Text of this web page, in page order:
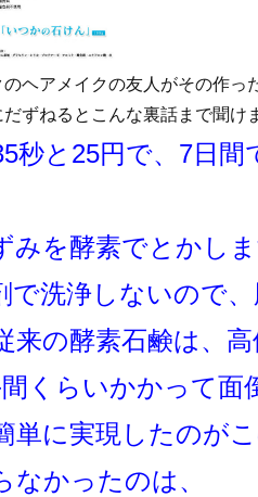
ヘアメイクの友人がその作っ
ずねるとこんな裏話まで聞け
秒と25円で、7日
みを酵素でとかしま
で洗浄しないので、
来の酵素石鹸は、高
くらいかかって面
単に実現したのがこ
なかったのは、